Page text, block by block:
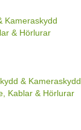
Kameraskydd
& Hörlurar
& Kameraskydd
Kablar & Hörlurar